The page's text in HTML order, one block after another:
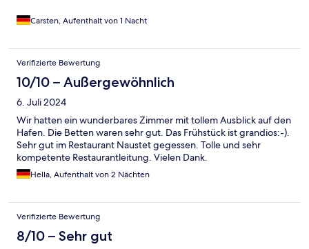
Frühstücksraum war so überfüllt, dass man sich zwischen den
Gemeinschafts-plasiktöpfen, aus denen sich jeder mit seinem
Messer seine Portion herausfischte. Fazit: das Wohlergehen des
Gastes spielt in diesem Hotel keine Rolle. Im Vergleich zu
anderen Quality Hotels ist in Haugesund der Service
Carsten, Aufenthalt von 1 Nacht
Verifizierte Bewertung
10/10 – Außergewöhnlich
6. Juli 2024
Wir hatten ein wunderbares Zimmer mit tollem Ausblick auf den
Hafen. Die Betten waren sehr gut. Das Frühstück ist grandios:-).
Sehr gut im Restaurant Naustet gegessen. Tolle und sehr
kompetente Restaurantleitung. Vielen Dank.
Hella, Aufenthalt von 2 Nächten
Verifizierte Bewertung
8/10 – Sehr gut